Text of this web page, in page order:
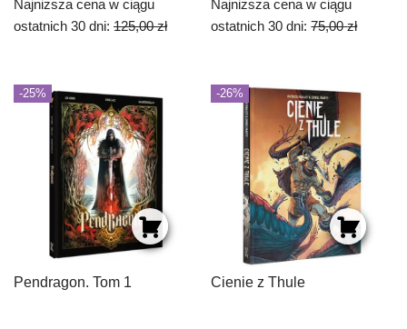
Najniższa cena w ciągu
ostatnich 30 dni: 125,00 zł
Najniższa cena w ciągu
ostatnich 30 dni:75,00 zł
-25%
Pendragon. Tom 1
-26%
Cienie z Thule